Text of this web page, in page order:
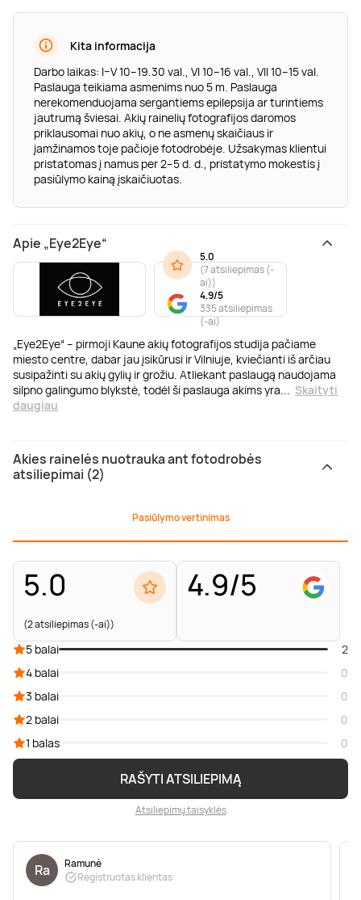
Kita informacija
Darbo laikas: I–V 10–19.30 val., VI 10–16 val., VII 10–15 val.
Paslauga teikiama asmenims nuo 5 m. Paslauga
nerekomenduojama sergantiems epilepsija ar turintiems
jautrumą šviesai. Akių rainelių fotografijos daromos
priklausomai nuo akių, o ne asmenų skaičiaus ir
įamžinamos toje pačioje fotodrobėje. Užsakymas klientui
pristatomas į namus per 2–5 d. d., pristatymo mokestis į
pasiūlymo kainą įskaičiuotas.
Apie „Eye2Eye“
„Eye2Eye“ – pirmoji Kaune akių fotografijos studija pačiame
miesto centre, dabar jau įsikūrusi ir Vilniuje, kviečianti iš arčiau
susipažinti su akių gylių ir grožiu. Atliekant paslaugą naudojama
silpno galingumo blykstė, todėl ši paslauga akims yra... Skaityti
daugiau
5.0
(7 atsiliepimas (-
ai))
4.9/5
335 atsiliepimas
(-ai)
Akies rainelės nuotrauka ant fotodrobės
atsiliepimai (2)
Pasiūlymo vertinimas
5.0
(2 atsiliepimas (-ai))
4.9/5
RAŠYTI ATSILIEPIMĄ
Atsiliepimų taisyklės
5 balai
2
4 balai
0
3 balai
0
2 balai
0
1 balas
0
Ra
Ramunė
Registruotas klientas